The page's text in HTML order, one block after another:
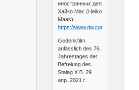
иностранных дел
Хайко Мас (Heiko
Maas).
https://www.dw.com/ru....7880523
Gedenkfilm
anlässlich des 76.
Jahrestages der
Befreiung des
Stalag X B. 29
апр. 2021 г.